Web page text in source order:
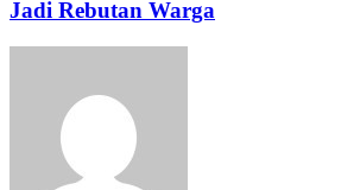
Jadi Rebutan Warga